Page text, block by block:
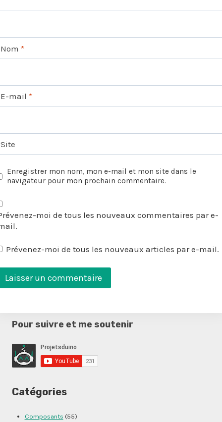
Nom *
E-mail *
Site
Enregistrer mon nom, mon e-mail et mon site dans le
navigateur pour mon prochain commentaire.
moi de tous les nouveaux commentaires par e-
Prévenez-moi de tous les nouveaux articles par e-mail.
Pour suivre et me soutenir
Catégories
Composants (55)